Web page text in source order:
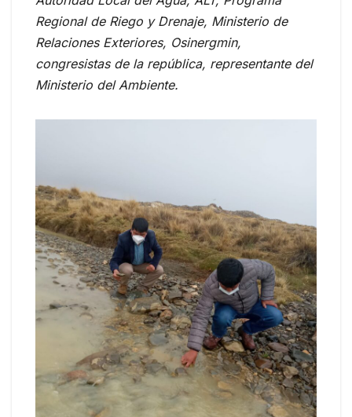
Regional de Riego y Drenaje, Ministerio de
Relaciones Exteriores, Osinergmin,
congresistas de la república, representante del
Ministerio del Ambiente.